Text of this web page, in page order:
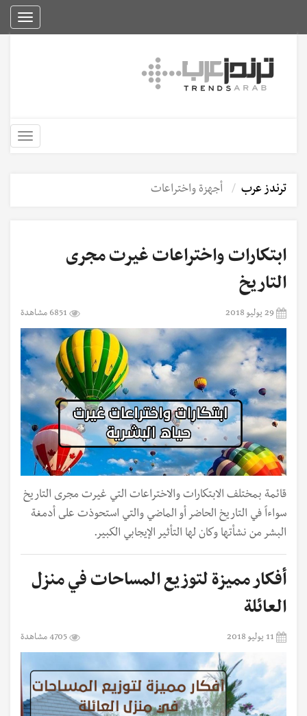
Toggle
Toggle
ترندز عرب أجهزة واختراعات
ابتكارات واختراعات غيرت مجرى
التاريخ
29 يوليو 2018 6851 مشاهدة
قائمة بمختلف الابتكارات والاختراعات التي غيرت مجرى التاريخ
سواءاً في التاريخ الحاضر أو الماضي والتي استحوذت على أدمغة
البشر من نشأتها وكان لها التأثير الإيجابي الكبير.
أفكار مميزة لتوزيع المساحات في منزل
العائلة
11 يوليو 2018 4705 مشاهدة